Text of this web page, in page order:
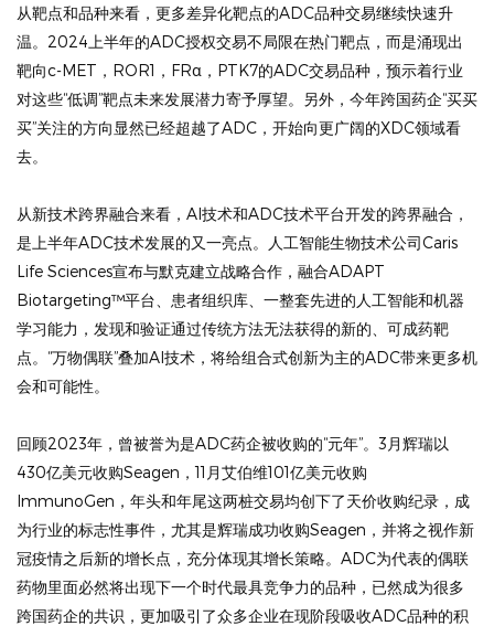
从靶点和品种来看，更多差异化靶点的ADC品种交易继续快速升
温。2024上半年的ADC授权交易不局限在热门靶点，而是涌现出
靶向c-MET，ROR1，FRα，PTK7的ADC交易品种，预示着行业
对这些“低调”靶点未来发展潜力寄予厚望。另外，今年跨国药企“买买
买”关注的方向显然已经超越了ADC，开始向更广阔的XDC领域看
去。
从新技术跨界融合来看，AI技术和ADC技术平台开发的跨界融合，
是上半年ADC技术发展的又一亮点。人工智能生物技术公司Caris
Life Sciences宣布与默克建立战略合作，融合ADAPT
Biotargeting™平台、患者组织库、一整套先进的人工智能和机器
学习能力，发现和验证通过传统方法无法获得的新的、可成药靶
点。“万物偶联”叠加AI技术，将给组合式创新为主的ADC带来更多机
会和可能性。
回顾2023年，曾被誉为是ADC药企被收购的“元年”。3月辉瑞以
430亿美元收购Seagen，11月艾伯维101亿美元收购
ImmunoGen，年头和年尾这两桩交易均创下了天价收购纪录，成
为行业的标志性事件，尤其是辉瑞成功收购Seagen，并将之视作新
冠疫情之后新的增长点，充分体现其增长策略。ADC为代表的偶联
药物里面必然将出现下一个时代最具竞争力的品种，已然成为很多
跨国药企的共识，更加吸引了众多企业在现阶段吸收ADC品种的积